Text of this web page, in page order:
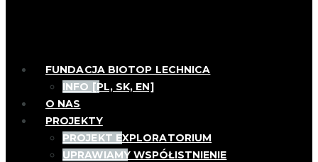
FUNDACJA BIOTOP LECHNICA
INFO [PL, SK, EN]
O NAS
PROJEKTY
PROJEKT EXPLORATORIUM
UPRAWIAMY WSPÓŁISTNIENIE